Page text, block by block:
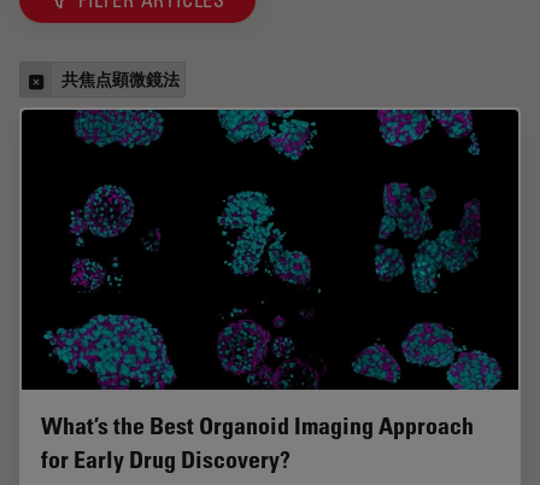
共焦点顕微鏡法
What’s the Best Organoid Imaging Approach
for Early Drug Discovery?